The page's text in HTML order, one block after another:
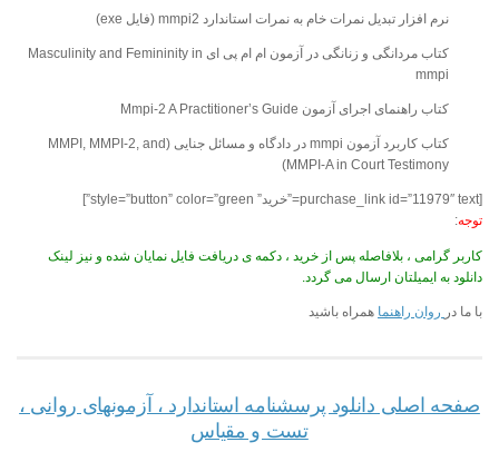
نرم افزار تبدیل نمرات خام به نمرات استاندارد mmpi2 (فایل exe)
کتاب مردانگی و زنانگی در آزمون ام ام پی ای Masculinity and Femininity in
mmpi
کتاب راهنمای اجرای آزمون Mmpi-2 A Practitioner’s Guide
کتاب کاربرد آزمون mmpi در دادگاه و مسائل جنایی (MMPI, MMPI-2, and
MMPI-A in Court Testimony)
[purchase_link id=”11979″ text=”خرید” style=”button” color=”green”]
توجه:
کاربر گرامی ، بلافاصله پس از خرید ، دکمه ی دریافت فایل نمایان شده و نیز لینک
دانلود به ایمیلتان ارسال می گردد.
با ما در روان راهنما همراه باشید
صفحه اصلی دانلود پرسشنامه استاندارد ، آزمونهای روانی ،
تست و مقیاس